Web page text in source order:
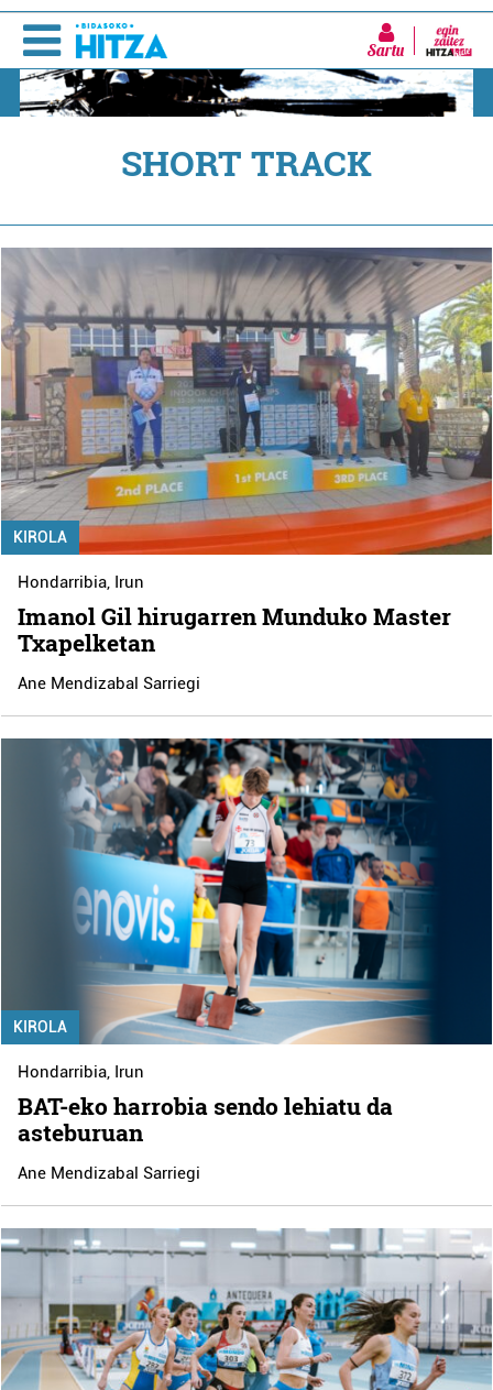
Sartu
SHORT TRACK
KIROLA
Hondarribia Irun
Imanol Gil hirugarren Munduko Master
Txapelketan
Ane Mendizabal Sarriegi
KIROLA
Hondarribia, Irun
BAT-eko harrobia sendo lehiatu da
asteburuan
Ane Mendizabal Sarriegi